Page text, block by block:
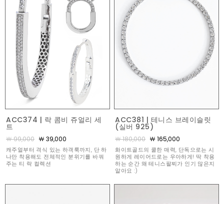
ACC374 | 락 콤비 쥬얼리 세
트
￦ 99,000 ￦ 39,000
캐주얼부터 격식 있는 하객룩까지, 단 하
나만 착용해도 전체적인 분위기를 바꿔
주는 티 락 컬렉션
ACC381 | 테니스 브레이슬릿
(실버 925)
￦ 180,000 ￦ 165,000
화이트골드의 쿨한 매력, 단독으로는 시
원하게 레이어드로는 우아하게! 딱 착용
하는 순간 왜 테니스팔찌가 인기 많은지
알아요 :)